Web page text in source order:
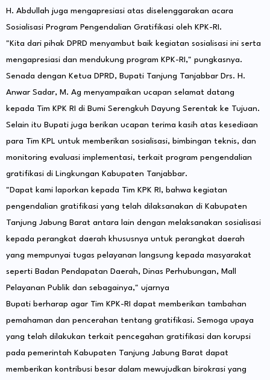
H. Abdullah juga mengapresiasi atas diselenggarakan acara
Sosialisasi Program Pengendalian Gratifikasi oleh KPK-RI.
"Kita dari pihak DPRD menyambut baik kegiatan sosialisasi ini serta
mengapresiasi dan mendukung program KPK-RI," pungkasnya.
Senada dengan Ketua DPRD, Bupati Tanjung Tanjabbar Drs. H.
Anwar Sadar, M. Ag menyampaikan ucapan selamat datang
kepada Tim KPK RI di Bumi Serengkuh Dayung Serentak ke Tujuan.
Selain itu Bupati juga berikan ucapan terima kasih atas kesediaan
para Tim KPL untuk memberikan sosialisasi, bimbingan teknis, dan
monitoring evaluasi implementasi, terkait program pengendalian
gratifikasi di Lingkungan Kabupaten Tanjabbar.
"Dapat kami laporkan kepada Tim KPK RI, bahwa kegiatan
pengendalian gratifikasi yang telah dilaksanakan di Kabupaten
Tanjung Jabung Barat antara lain dengan melaksanakan sosialisasi
kepada perangkat daerah khususnya untuk perangkat daerah
yang mempunyai tugas pelayanan langsung kepada masyarakat
seperti Badan Pendapatan Daerah, Dinas Perhubungan, Mall
Pelayanan Publik dan sebagainya," ujarnya
Bupati berharap agar Tim KPK-RI dapat memberikan tambahan
pemahaman dan pencerahan tentang gratifikasi. Semoga upaya
yang telah dilakukan terkait pencegahan gratifikasi dan korupsi
pada pemerintah Kabupaten Tanjung Jabung Barat dapat
memberikan kontribusi besar dalam mewujudkan birokrasi yang